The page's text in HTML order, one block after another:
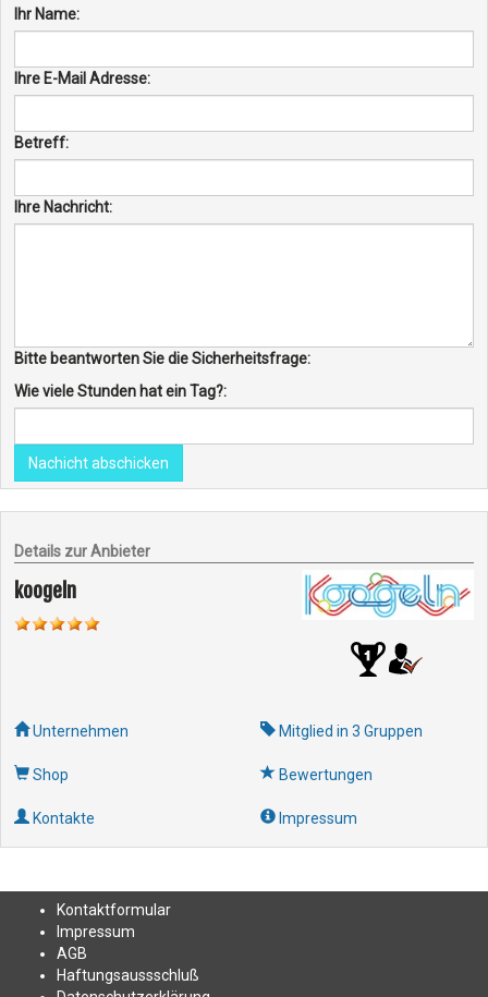
Ihr Name:
Ihre E-Mail Adresse:
Betreff:
Ihre Nachricht:
Bitte beantworten Sie die Sicherheitsfrage:
Wie viele Stunden hat ein Tag?:
Nachicht abschicken
Details zur Anbieter
koogeln
Unternehmen Mitglied in 3 Gruppen
Shop Bewertungen
Kontakte Impressum
Kontaktformular
Impressum
AGB
Haftungsaussschluß